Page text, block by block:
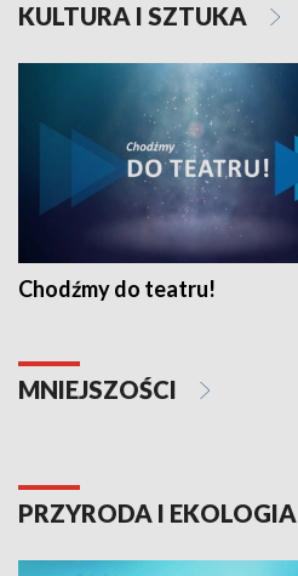
KULTURA I SZTUKA
Chodźmy do teatru!
MNIEJSZOŚCI
PRZYRODA I EKOLOGIA